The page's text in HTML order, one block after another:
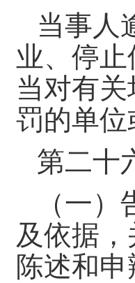
当事人
业、停
当对有
罚的单
第二十
（一
及依据
陈述和申